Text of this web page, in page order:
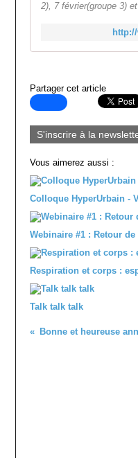
2), 7 février(groupe 3)
Partager cet article
S'inscrire à la
Vous aimerez aussi :
Colloque HyperUrbain -
Webinaire #1 : Retour
Respiration et corps :
Talk talk talk
Bonne et heureuse